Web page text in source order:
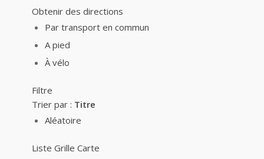
Obtenir des directions
Par transport en commun
A pied
À vélo
Filtre
Trier par : Titre
Aléatoire
Liste Grille Carte